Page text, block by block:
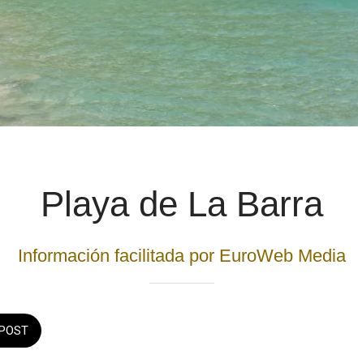
Playa de La Barra
Información facilitada por EuroWeb Media